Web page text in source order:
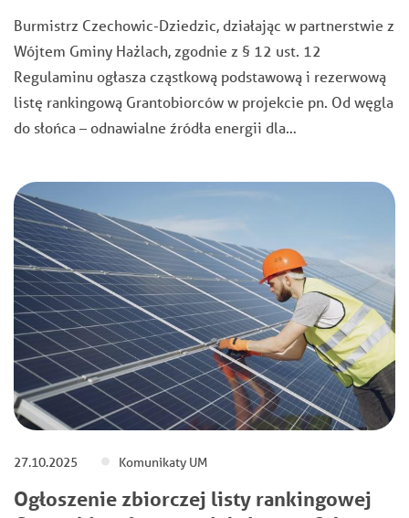
Burmistrz Czechowic-Dziedzic, działając w partnerstwie z
Wójtem Gminy Hażlach, zgodnie z § 12 ust. 12
Regulaminu ogłasza cząstkową podstawową i rezerwową
listę rankingową Grantobiorców w projekcie pn. Od węgla
do słońca – odnawialne źródła energii dla…
27.10.2025 Komunikaty UM
Ogłoszenie zbiorczej listy rankingowej